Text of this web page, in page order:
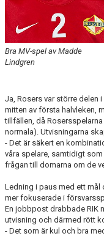
BILDGALLERI
MATCHER
Bra MV-spel av Madde
Lindgren
Ja, Rosers var större delen
mitten av första halvleken,
tillfällen, då
normala). Utvisningarna
- Det är säkert en
våra spelare, samtidigt
frågan till domarna om de
Ledning i paus med ett mål
mer fokuserade i
En jobbpost drabbade RIK
utvisning och därmed rött
- Det som är kul och bra